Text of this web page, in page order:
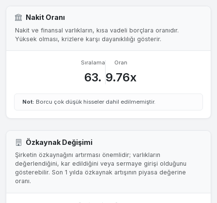
Nakit Oranı
Nakit ve finansal varlıkların, kısa vadeli borçlara oranıdır.
Yüksek olması, krizlere karşı dayanıklılığı gösterir.
Sıralama
63.
Oran
9.76x
Not: Borcu çok düşük hisseler dahil edilmemiştir.
Özkaynak Değişimi
Şirketin özkaynağını artırması önemlidir; varlıkların
değerlendiğini, kar edildiğini veya sermaye girişi olduğunu
gösterebilir. Son 1 yılda özkaynak artışının piyasa değerine
oranı.